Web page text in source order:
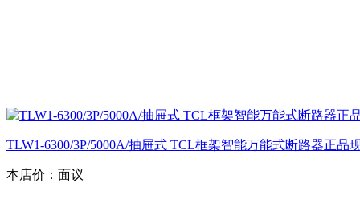
TLW1-6300/3P/5000A/抽屉式 TCL框架智能万能式断路器正品
本店价： 面议